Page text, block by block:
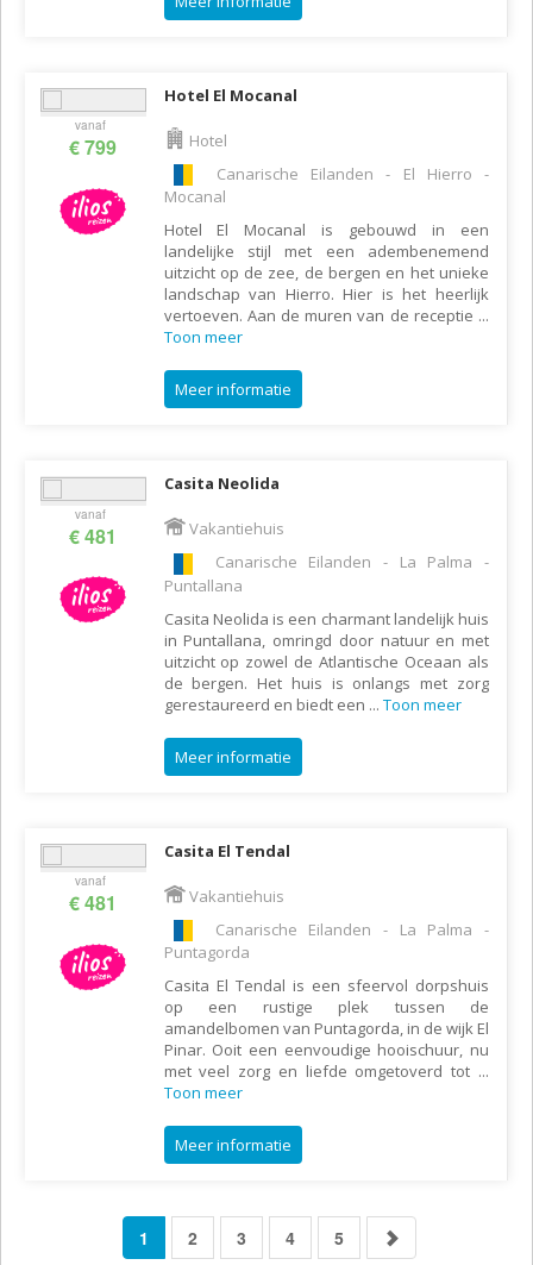
vanaf
€ 799
Hotel El Mocanal
Hotel
Canarische Eilanden - El Hierro -
Mocanal
Hotel El Mocanal is gebouwd in een
landelijke stijl met een adembenemend
uitzicht op de zee, de bergen en het unieke
landschap van Hierro. Hier is het heerlijk
vertoeven. Aan de muren van de receptie ...
Toon meer
Meer informatie
vanaf
€ 481
Casita Neolida
Vakantiehuis
Canarische Eilanden - La Palma -
Puntallana
Casita Neolida is een charmant landelijk huis
in Puntallana, omringd door natuur en met
uitzicht op zowel de Atlantische Oceaan als
de bergen. Het huis is onlangs met zorg
gerestaureerd en biedt een ... Toon meer
Meer informatie
vanaf
€ 481
Casita El Tendal
Vakantiehuis
Canarische Eilanden - La Palma -
Puntagorda
Casita El Tendal is een sfeervol dorpshuis
op een rustige plek tussen de
amandelbomen van Puntagorda, in de wijk El
Pinar. Ooit een eenvoudige hooischuur, nu
met veel zorg en liefde omgetoverd tot ...
Toon meer
Meer informatie
1 2 3 4 5